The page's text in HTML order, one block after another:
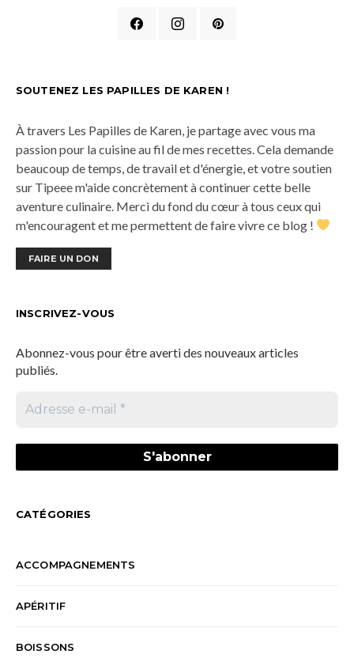
SOUTENEZ LES PAPILLES DE KAREN !
À travers Les Papilles de Karen, je partage avec vous ma
passion pour la cuisine au fil de mes recettes. Cela demande
beaucoup de temps, de travail et d'énergie, et votre soutien
sur Tipeee m'aide concrètement à continuer cette belle
aventure culinaire. Merci du fond du cœur à tous ceux qui
m'encouragent et me permettent de faire vivre ce blog !
FAIRE UN DON
INSCRIVEZ-VOUS
Abonnez-vous pour être averti des nouveaux articles
publiés.
CATÉGORIES
ACCOMPAGNEMENTS
APÉRITIF
BOISSONS